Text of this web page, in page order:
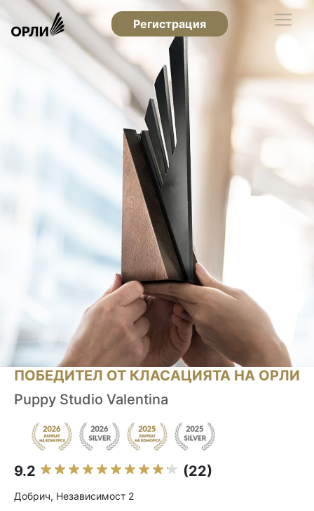
Регистрация
ПОБЕДИТЕЛ ОТ КЛАСАЦИЯТА НА ОРЛИ
Puppy Studio Valentina
9.2 (22)
Добрич, Независимост 2